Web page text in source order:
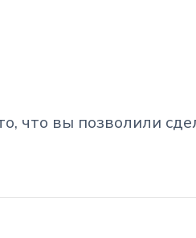
что вы позволили